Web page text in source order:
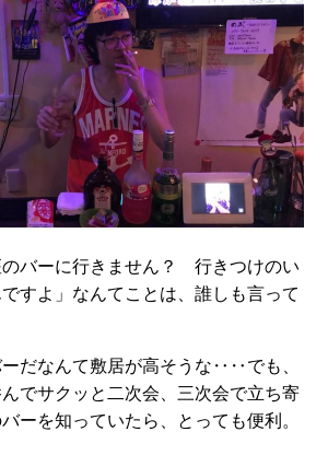
のバーに行きません？ 行きつけのい
すよ」なんてことは、誰しも言って
だなんて敷居が高そうな‥‥でも、
でサクッと二次会、三次会で立ち寄
ーを知っていたら、とっても便利。